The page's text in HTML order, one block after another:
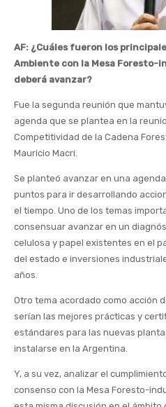
AF: ¿Cuáles fueron los
Ambiente con la Mesa Foresto-
deberá avanzar?
Fue la segunda reunión que
agenda que se plantea en la
Competitividad de la Cadena
Mauricio Macri.
Se planteó avanzar en una
puntos para ir desarrollando
el tiempo. Uno de los temas
consensuar avanzar en un
celulosa y papel existentes en el
del estado e inversiones
años.
Otro tema acordado como acción
serían las mejores prácticas y
estándares para las nuevas
instalarse en la Argentina.
Y, a su vez, analizar el
consenso con la Mesa Foresto-